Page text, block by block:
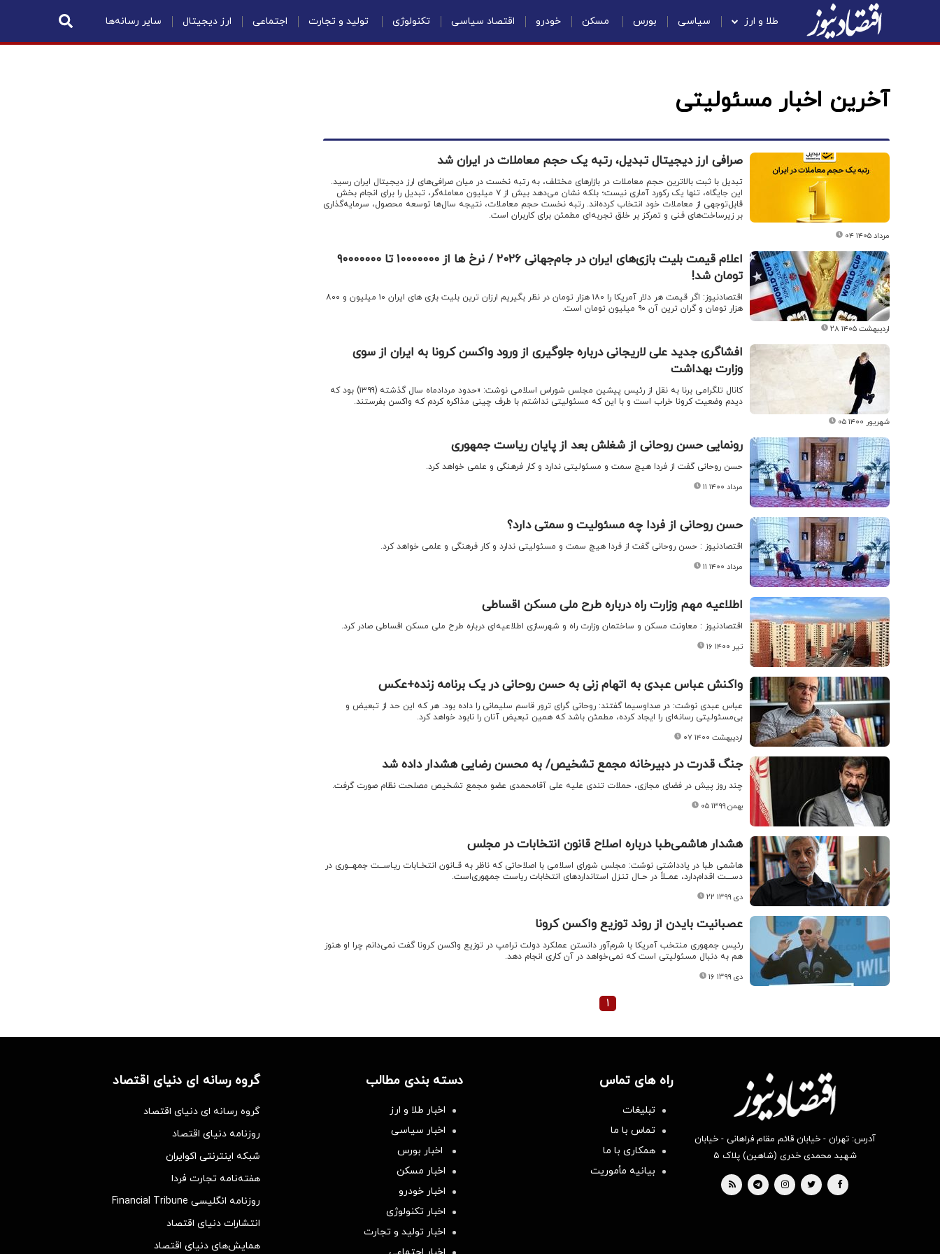
طلا و ارز سیاسی بورس مسکن خودرو اقتصاد سیاسی تکنولوژی تولید و تجارت اجتماعی ارز دیجیتال سایر رسانه‌ها
آخرین اخبار مسئولیتی
صرافی ارز دیجیتال تبدیل، رتبه یک حجم معاملات در ایران شد
تبدیل با ثبت بالاترین حجم معاملات در بازارهای مختلف، به رتبه نخست در میان صرافی‌های ارز دیجیتال ایران رسید.
این جایگاه، تنها یک رکورد آماری نیست؛ بلکه نشان می‌دهد بیش از ۷ میلیون معامله‌گر، تبدیل را برای انجام بخش
قابل‌توجهی از معاملات خود انتخاب کرده‌اند. رتبه نخست حجم معاملات، نتیجه سال‌ها توسعه محصول، سرمایه‌گذاری
بر زیرساخت‌های فنی و تمرکز بر خلق تجربه‌ای مطمئن برای کاربران است.
۰۴ مرداد ۱۴۰۵
اعلام قیمت بلیت بازی‌های ایران در جام‌جهانی ۲۰۲۶ / نرخ ها از ۱۰۰۰۰۰۰۰ تا ۹۰۰۰۰۰۰۰
تومان شد!
اقتصادنیوز: اگر قیمت هر دلار آمریکا را ۱۸۰ هزار تومان در نظر بگیریم ارزان ترین بلیت بازی های ایران ۱۰ میلیون و ۸۰۰
هزار تومان و گران ترین آن ۹۰ میلیون تومان است.
۲۸ اردیبهشت ۱۴۰۵
افشاگری جدید علی لاریجانی درباره جلوگیری از ورود واکسن کرونا به ایران از سوی
وزارت بهداشت
کانال تلگرامی برنا به نقل از رئیس پیشین مجلس شوراس اسلامی نوشت: «حدود مردادماه سال گذشته (۱۳۹۹) بود که
دیدم وضعیت کرونا خراب است و با این که مسئولیتی نداشتم با طرف چینی مذاکره کردم که واکسن بفرستند.
۰۵ شهریور ۱۴۰۰
رونمایی حسن روحانی از شغلش بعد از پایان ریاست جمهوری
حسن روحانی گفت از فردا هیچ سمت و مسئولیتی ندارد و کار فرهنگی و علمی خواهد کرد.
۱۱ مرداد ۱۴۰۰
حسن روحانی از فردا چه مسئولیت و سمتی دارد؟
اقتصادنیوز : حسن روحانی گفت از فردا هیچ سمت و مسئولیتی ندارد و کار فرهنگی و علمی خواهد کرد.
۱۱ مرداد ۱۴۰۰
اطلاعیه مهم وزارت راه درباره طرح ملی مسکن اقساطی
اقتصادنیوز : معاونت مسکن و ساختمان وزارت راه و شهرسازی اطلاعیه‌ای درباره طرح ملی مسکن اقساطی صادر کرد.
۱۶ تیر ۱۴۰۰
واکنش عباس عبدی به اتهام زنی به حسن روحانی در یک برنامه زنده+عکس
عباس عبدی نوشت: در صداوسیما گفتند: روحانی گرای ترور قاسم سلیمانی را داده بود. هر که این حد از تبعیض و
بی‌مسئولیتی رسانه‌ای را ایجاد کرده‌، مطمئن باشد که همین تبعیض آنان را نابود خواهد کرد.
۰۷ اردیبهشت ۱۴۰۰
جنگ قدرت در دبیرخانه مجمع تشخیص/ به محسن رضایی هشدار داده شد
چند روز پیش در فضای مجازی، حملات تندی علیه علی آقامحمدی عضو مجمع تشخیص مصلحت نظام صورت گرفت.
۰۵ بهمن ۱۳۹۹
هشدار هاشمی‌طبا درباره اصلاح قانون انتخابات در مجلس
هاشمی طبا در یادداشتی نوشت: مجلس شورای اسلامی با اصلاحاتی که ناظر به قــانون انتخــابات ریـاســـت جمهـــوری در
دســــت اقدام‌دارد، عمــلاً در حــال تنـزل استانداردهای ‌انتخابات ریاست جمهوری‌است.
۲۲ دی ۱۳۹۹
عصبانیت بایدن از روند توزیع واکسن کرونا
رئیس جمهوری منتخب آمریکا با شرم‌آور دانستن عملکرد دولت ترامپ در توزیع واکسن کرونا گفت نمی‌دانم چرا او هنوز
هم به دنبال مسئولیتی است که نمی‌خواهد در آن کاری انجام دهد.
۱۶ دی ۱۳۹۹
۱
آدرس: تهران - خیابان قائم مقام فراهانی - خیابان
شهید محمدی خدری (شاهین) پلاک ۵
راه های تماس
تبلیغات
تماس با ما
همکاری با ما
بیانیه مأموریت
دسته بندی مطالب
اخبار طلا و ارز
اخبار سیاسی
اخبار بورس
اخبار مسکن
اخبار خودرو
اخبار تکنولوژی
اخبار تولید و تجارت
گروه رسانه ای دنیای اقتصاد
گروه رسانه ای دنیای اقتصاد
روزنامه دنیای اقتصاد
شبکه اینترنتی اکوایران
هفته‌نامه تجارت فردا
روزنامه انگلیسی Financial Tribune
انتشارات دنیای اقتصاد
همایش‌های دنیای اقتصاد